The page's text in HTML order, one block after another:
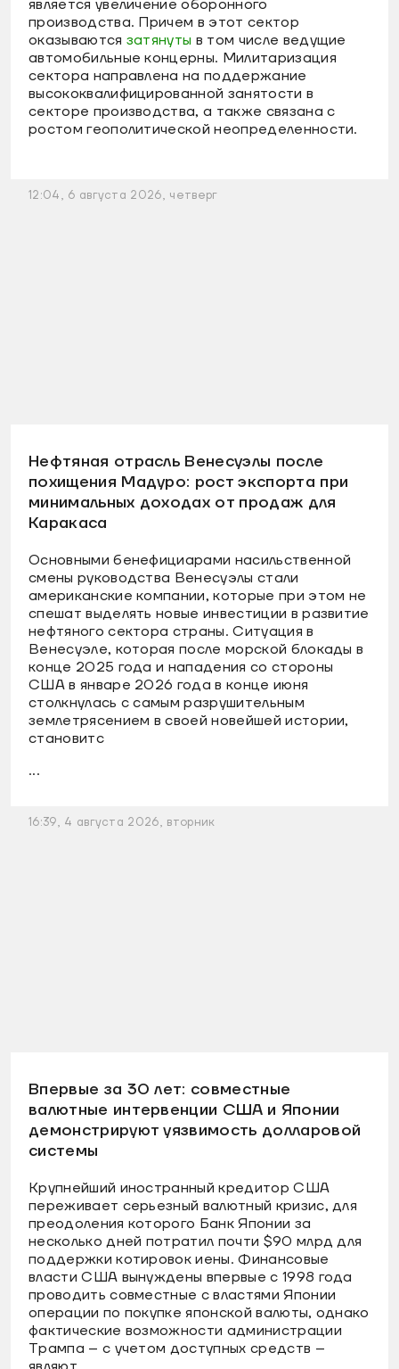
является увеличение оборонного
производства. Причем в этот сектор
оказываются затянуты в том числе ведущие
автомобильные концерны. Милитаризация
сектора направлена на поддержание
высококвалифицированной занятости в
секторе производства, а также связана с
ростом геополитической неопределенности.
12:04, 6 августа 2026, четверг
Нефтяная отрасль Венесуэлы после
похищения Мадуро: рост экспорта при
минимальных доходах от продаж для
Каракаса
Основными бенефициарами насильственной
смены руководства Венесуэлы стали
американские компании, которые при этом не
спешат выделять новые инвестиции в развитие
нефтяного сектора страны. Ситуация в
Венесуэле, которая после морской блокады в
конце 2025 года и нападения со стороны
США в январе 2026 года в конце июня
столкнулась с самым разрушительным
землетрясением в своей новейшей истории,
становитс
...
16:39, 4 августа 2026, вторник
Впервые за 30 лет: совместные
валютные интервенции США и Японии
демонстрируют уязвимость долларовой
системы
Крупнейший иностранный кредитор США
переживает серьезный валютный кризис, для
преодоления которого Банк Японии за
несколько дней потратил почти $90 млрд для
поддержки котировок иены. Финансовые
власти США вынуждены впервые с 1998 года
проводить совместные с властями Японии
операции по покупке японской валюты, однако
фактические возможности администрации
Трампа – с учетом доступных средств –